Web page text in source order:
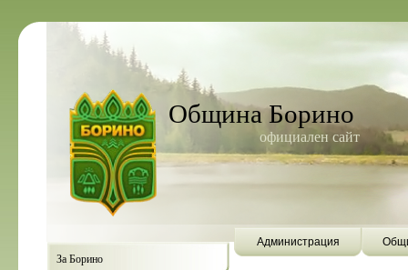
Община Борино
официален сайт
Администрация
За Борино